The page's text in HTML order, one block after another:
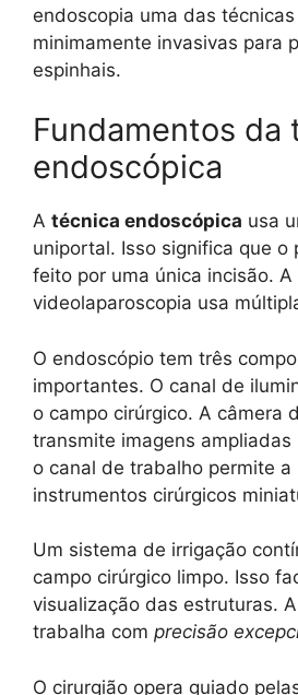
endoscopia uma das técnicas
minimamente invasivas para
espinhais.
Fundamentos da
endoscópica
A técnica endoscópica usa
uniportal. Isso significa que o
feito por uma única incisão. A
videolaparoscopia usa
O endoscópio tem três
importantes. O canal de
o campo cirúrgico. A câmera
transmite imagens ampliadas
o canal de trabalho permite a
instrumentos cirúrgicos
Um sistema de irrigação
campo cirúrgico limpo. Isso
visualização das estruturas.
trabalha com precisão
O cirurgião opera guiado